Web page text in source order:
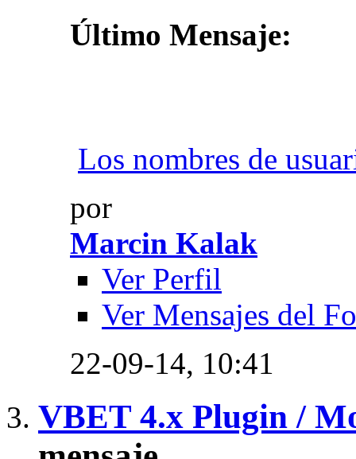
Último Mensaje:
Los nombres de
por
Marcin Kalak
Ver Perfil
Ver Mensajes del
22-09-14, 10:41
VBET 4.x Plugin /